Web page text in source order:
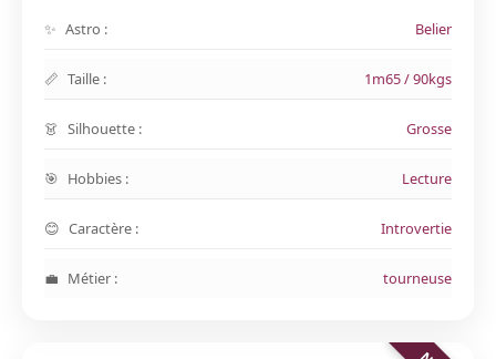
Astro : Belier
Taille : 1m65 / 90kgs
Silhouette : Grosse
Hobbies : Lecture
Caractère : Introvertie
Métier : tourneuse